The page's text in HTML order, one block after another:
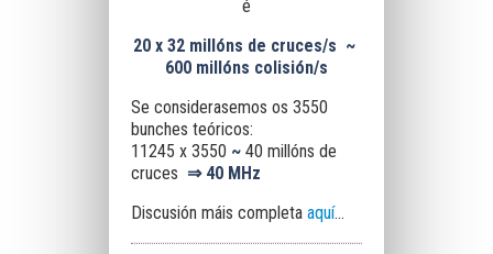
é
20 x 32 millóns de cruces/s ~
600 millóns colisión/s
Se considerasemos os 3550
bunches teóricos:
11245 x3550 ~40 millóns de
cruces ⇒ 40 MHz
Discusión máis completa aquí...